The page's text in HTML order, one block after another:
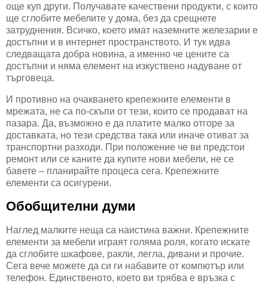
още куп други. Получавате качествени продукти, с които
ще сглобите мебелите у дома, без да срещнете
затруднения. Всичко, което имат наземните железарии е
достъпни и в интернет пространството. И тук идва
следващата добра новина, а именно че цените са
достъпни и няма елемент на изкуствено надуване от
търговеца.
И противно на очакването крепежните елементи в
мрежата, не са по-скъпи от тези, които се продават на
пазара. Да, възможно е да платите малко отгоре за
доставката, но тези средства така или иначе отиват за
транспортни разходи. При положение че ви предстои
ремонт или се каните да купите нови мебели, не се
бавете – планирайте процеса сега. Крепежните
елементи са осигурени.
Обобщителни думи
Наглед малките неща са наистина важни. Крепежните
елементи за мебели играят голяма роля, когато искате
да сглобите шкафове, ракли, легла, дивани и прочие.
Сега вече можете да си ги набавите от компютър или
телефон. Единственото, което ви трябва е връзка с